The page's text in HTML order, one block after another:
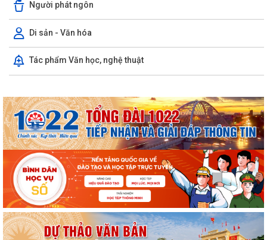
Người phát ngôn
Di sản - Văn hóa
Tác phẩm Văn học, nghệ thuật
Triển khai nộp thuế sử dụng đất phi nông nghiệp qua ứng dụng eTax
Hướng dẫn cài đặt và sử dụng, nộp thuế qua dụng ứng dụng eTax
Mobile
HIỆN THỦ TỤC HÀNH CHÍNH TRỰC TUYẾN
Thông báo về việc niêm yết công khai kết quả triển khai Nghị quyết
04/2026/NQ-HĐND ngày 20/4/2026...
THÔNG BÁO CỦA TRẠM Y TẾ PHƯỜNG KINH MÔN Về việc lập danh
sách những phụ nữ sinh con thứ hai trước...
PHƯỜNG KINH MÔN TUYÊN TRUYỀN, HƯỚNG DẪN NGƯỜI DÂN
CHUYỂN ĐỔI THIẾT BỊ, SIM 4G/5G TRƯỚC KHI NGỪNG...
PHƯỜNG KINH MÔN TRIỂN KHAI KẾ HOẠCH THU THUẾ SỬ DỤNG ĐẤT